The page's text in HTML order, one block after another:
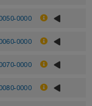
0000
0000
0000
0000